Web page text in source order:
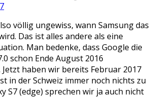
völlig ungewiss, wann Samsung das
Das ist alles andere als eine
Man bedenke, dass Google die
schon Ende August 2016
haben wir bereits Februar 2017
in der Schweiz immer noch nichts zu
S7 (edge) sprechen wir ja auch nicht